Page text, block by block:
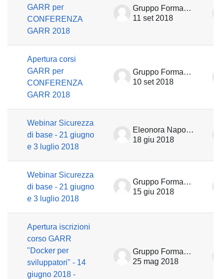
GARR per
CONFERENZA
GARR 2018
Gruppo Formazione
11 set 2018
Apertura corsi
GARR per
CONFERENZA
GARR 2018
Gruppo Formazione
10 set 2018
Webinar Sicurezza
di base - 21 giugno
e 3 luglio 2018
Eleonora Napolitano
18 giu 2018
Webinar Sicurezza
di base - 21 giugno
e 3 luglio 2018
Gruppo Formazione
15 giu 2018
Apertura iscrizioni
corso GARR
"Docker per
sviluppatori" - 14
giugno 2018 -
Gruppo Formazione
25 mag 2018